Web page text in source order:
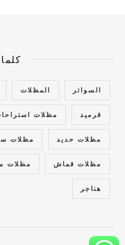
السواتر المظلات
قرميد مظلات
مظلات حديد مظلات
مظلات قماش مظلات
هناجر